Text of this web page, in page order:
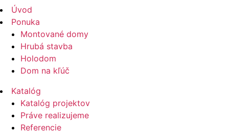
Úvod
Ponuka
Montované domy
Hrubá stavba
Holodom
Dom na kľúč
Katalóg
Katalóg projektov
Práve realizujeme
Referencie